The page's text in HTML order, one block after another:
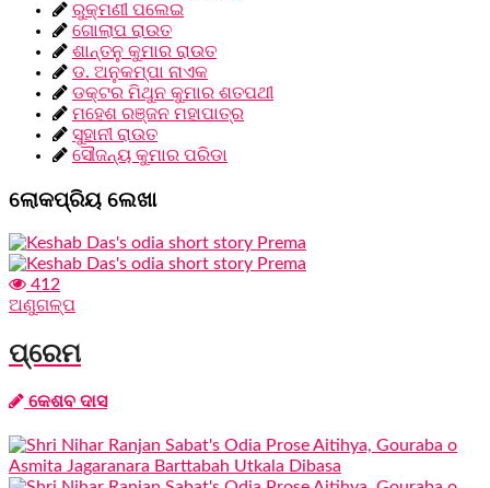
ରୁକ୍ମଣୀ ପଲେଇ
ଗୋଲାପ ରାଉତ
ଶାନ୍ତନୁ କୁମାର ରାଉତ
ଡ. ଅନୁକମ୍ପା ନାଏକ
ଡକ୍ଟର ମିଥୁନ କୁମାର ଶତପଥୀ
ମହେଶ ରଞ୍ଜନ ମହାପାତ୍ର
ସୁହାନୀ ରାଉତ
ସୌଜନ୍ୟ କୁମାର ପରିଡା
ଲୋକପ୍ରିୟ ଲେଖା
412
ଅଣୁଗଳ୍ପ
ପ୍ରେମ
କେଶବ ଦାସ